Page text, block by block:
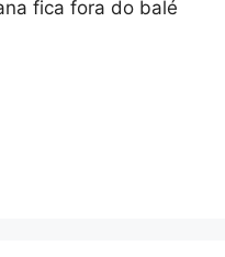
fica fora do balé